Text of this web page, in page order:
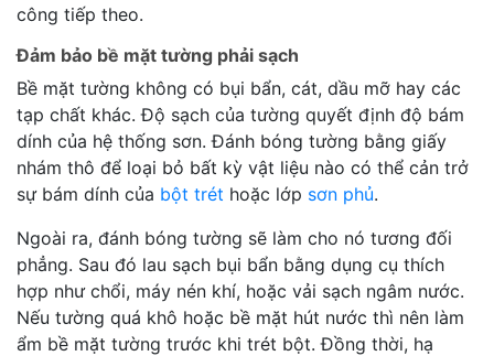
công tiếp theo.
Đảm bảo bề mặt tường phải sạch
Bề mặt tường không có bụi bẩn, cát, dầu mỡ hay các
tạp chất khác. Độ sạch của tường quyết định độ bám
dính của hệ thống sơn. Đánh bóng tường bằng giấy
nhám thô để loại bỏ bất kỳ vật liệu nào có thể cản trở
sự bám dính của bột trét hoặc lớp sơn phủ.
Ngoài ra, đánh bóng tường sẽ làm cho nó tương đối
phẳng. Sau đó lau sạch bụi bẩn bằng dụng cụ thích
hợp như chổi, máy nén khí, hoặc vải sạch ngâm nước.
Nếu tường quá khô hoặc bề mặt hút nước thì nên làm
ẩm bề mặt tường trước khi trét bột. Đồng thời, hạ